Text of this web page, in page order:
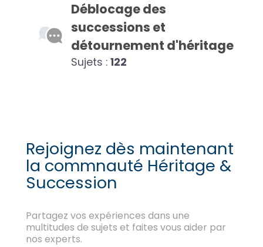
Déblocage des
successions et
détournement d'héritage
Sujets : 122
Rejoignez dès maintenant
la commnauté Héritage &
Succession
Partagez vos expériences dans une
multitudes de sujets et faites vous aider par
nos experts.